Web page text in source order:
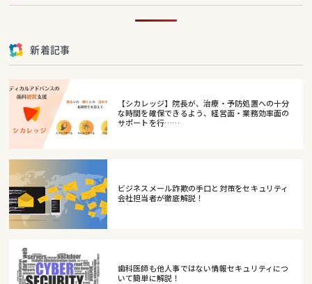
新着記事
【シカレッジ】院長が、治療・予防処置への十分
な時間を確保できるよう、経営面・業務効率面の
サポートを行……
ビジネスメール詐欺の手口と対策をセキュリティ
会社担当者が徹底解説！
歯科医師も他人事ではない情報セキュリティにつ
いて簡単に解説！